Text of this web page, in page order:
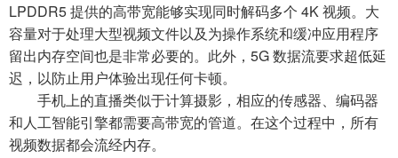
LPDDR5 提供的高带宽能够实现同时解码多个 4K 视频。大
容量对于处理大型视频文件以及为操作系统和缓冲应用程序
留出内存空间也是非常必要的。此外，5G 数据流要求超低延
迟，以防止用户体验出现任何卡顿。
手机上的直播类似于计算摄影，相应的传感器、编码器
和人工智能引擎都需要高带宽的管道。在这个过程中，所有
视频数据都会流经内存。